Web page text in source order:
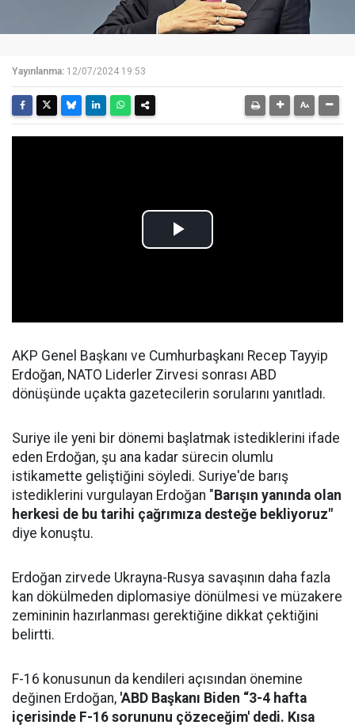
Yayınlanma: 12/07/2024 19:53
AKP Genel Başkanı ve Cumhurbaşkanı Recep Tayyip
Erdoğan, NATO Liderler Zirvesi sonrası ABD
dönüşünde uçakta gazetecilerin sorularını yanıtladı.
Suriye ile yeni bir dönemi başlatmak istediklerini ifade
eden Erdoğan, şu ana kadar sürecin olumlu
istikamette geliştiğini söyledi. Suriye'de barış
istediklerini vurgulayan Erdoğan " Barışın yanında olan
herkesi de bu tarihi çağrımıza desteğe bekliyoruz"
diye konuştu.
Erdoğan zirvede Ukrayna-Rusya savaşının daha fazla
kan dökülmeden diplomasiye dönülmesi ve müzakere
zemininin hazırlanması gerektiğine dikkat çektiğini
belirtti.
F-16 konusunun da kendileri açısından önemine
değinen Erdoğan, 'ABD Başkanı Biden “3-4 hafta
içerisinde F-16 sorununu çözeceğim' dedi. Kısa